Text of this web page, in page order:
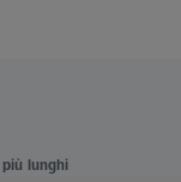
lunghi